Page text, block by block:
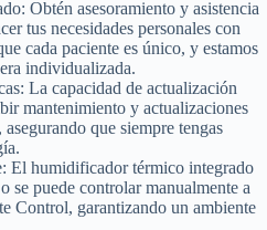
Obtén asesoramiento y asistencia
tus necesidades personales con
cada paciente es único, y estamos
individualizada.
La capacidad de actualización
mantenimiento y actualizaciones
que siempre tengas
El humidificador térmico integrado
se puede controlar manualmente a
Control, garantizando un ambiente